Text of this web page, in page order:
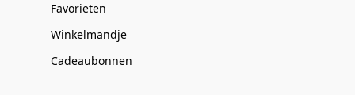
Favorieten
Winkelmandje
Cadeaubonnen